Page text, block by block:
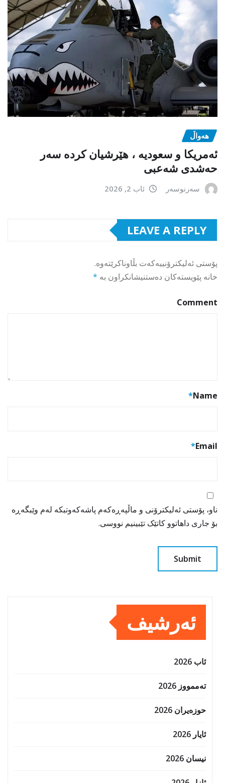
هەواڵ
ئەمریکا و سعودیە ، هێرشیان کردە سەر
حەشدی شەعبی
سەرنوسەر ئاب 2, 2026
LEAVE A REPLY
پۆستی ئەلیکترۆنییەکەت بڵاوناکرێتەوە.
خانە پێویستەکان دەستنیشانکراون بە *
Comment
Name
*
Email
*
ناو، پۆستی ئەلیکترۆنی و ماڵپەڕەکەم پاشەکەوتبکە لەم وێبگەڕە
بۆ جاری داهاتوو کاتێک تێبینیم نووسی.
ئەرشیف
ئاب 2026
تەممووز 2026
حوزه‌یران 2026
ئایار 2026
نیسان 2026